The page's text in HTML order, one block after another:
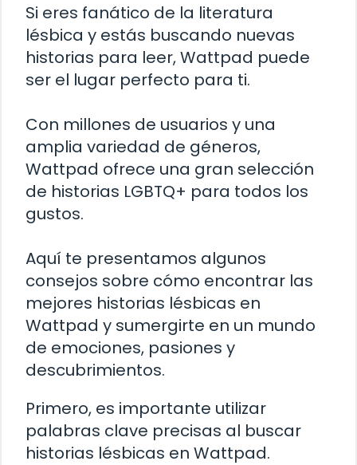
Si eres fanático de la literatura
lésbica y estás buscando nuevas
historias para leer, Wattpad puede
ser el lugar perfecto para ti.
Con millones de usuarios y una
amplia variedad de géneros,
Wattpad ofrece una gran selección
de historias LGBTQ+ para todos los
gustos.
Aquí te presentamos algunos
consejos sobre cómo encontrar las
mejores historias lésbicas en
Wattpad y sumergirte en un mundo
de emociones, pasiones y
descubrimientos.
Primero, es importante utilizar
palabras clave precisas al buscar
historias lésbicas en Wattpad.